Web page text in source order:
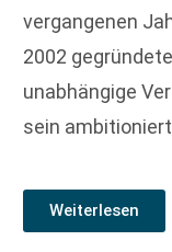
vergangenen
2002
unabhängige
sein
Weiterlesen